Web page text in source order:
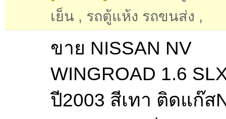
เย็น , รถตู้แห้ง รถขนส่ง ,
ขาย NISSAN NV
WINGROAD 1.6
ปี2003 สีเทา ติดแก๊ส